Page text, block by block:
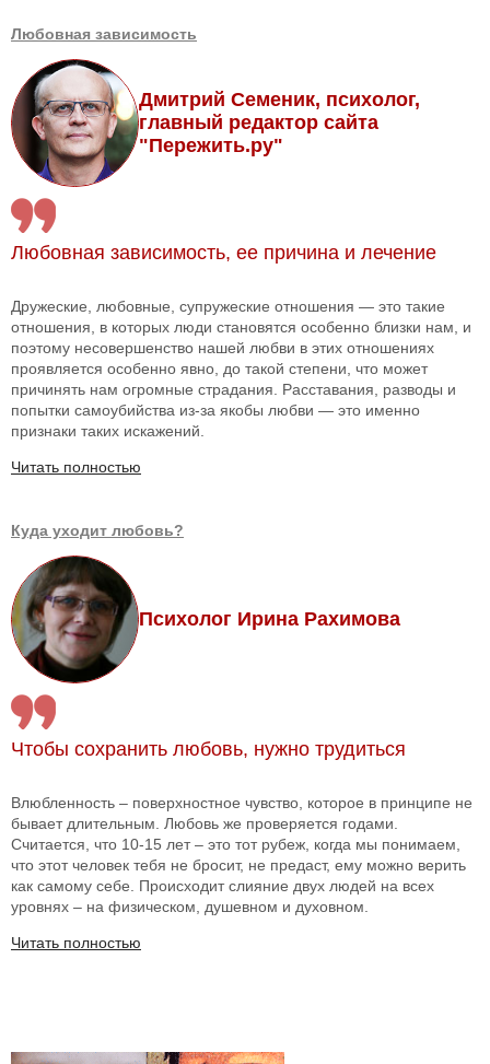
Любовная зависимость
Дмитрий Семеник, психолог,
главный редактор сайта
"Пережить.ру"
Любовная зависимость, ее причина и лечение
Дружеские, любовные, супружеские отношения — это такие
отношения, в которых люди становятся особенно близки нам, и
поэтому несовершенство нашей любви в этих отношениях
проявляется особенно явно, до такой степени, что может
причинять нам огромные страдания. Расставания, разводы и
попытки самоубийства из-за якобы любви — это именно
признаки таких искажений.
Читать полностью
Куда уходит любовь?
Психолог Ирина Рахимова
Чтобы сохранить любовь, нужно трудиться
Влюбленность – поверхностное чувство, которое в принципе не
бывает длительным. Любовь же проверяется годами.
Считается, что 10-15 лет – это тот рубеж, когда мы понимаем,
что этот человек тебя не бросит, не предаст, ему можно верить
как самому себе. Происходит слияние двух людей на всех
уровнях – на физическом, душевном и духовном.
Читать полностью